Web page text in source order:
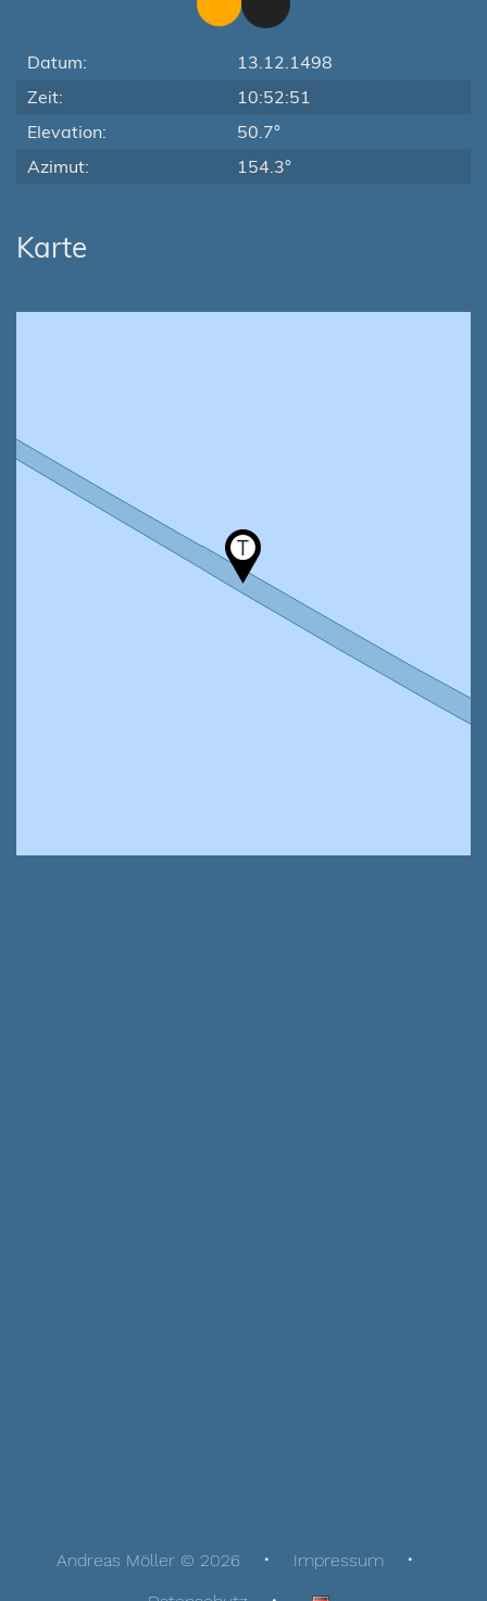
Datum:
13.12.1498
Zeit:
10:52:51
Elevation:
50.7°
Azimut:
154.3°
Karte
Andreas Möller © 2026
Impressum